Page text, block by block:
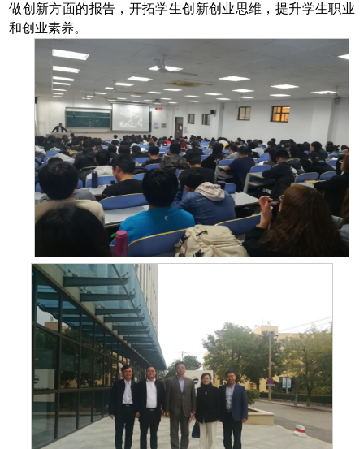
做创新方面的报告，开拓学生创新创业思维，提升学生职业
和创业素养。